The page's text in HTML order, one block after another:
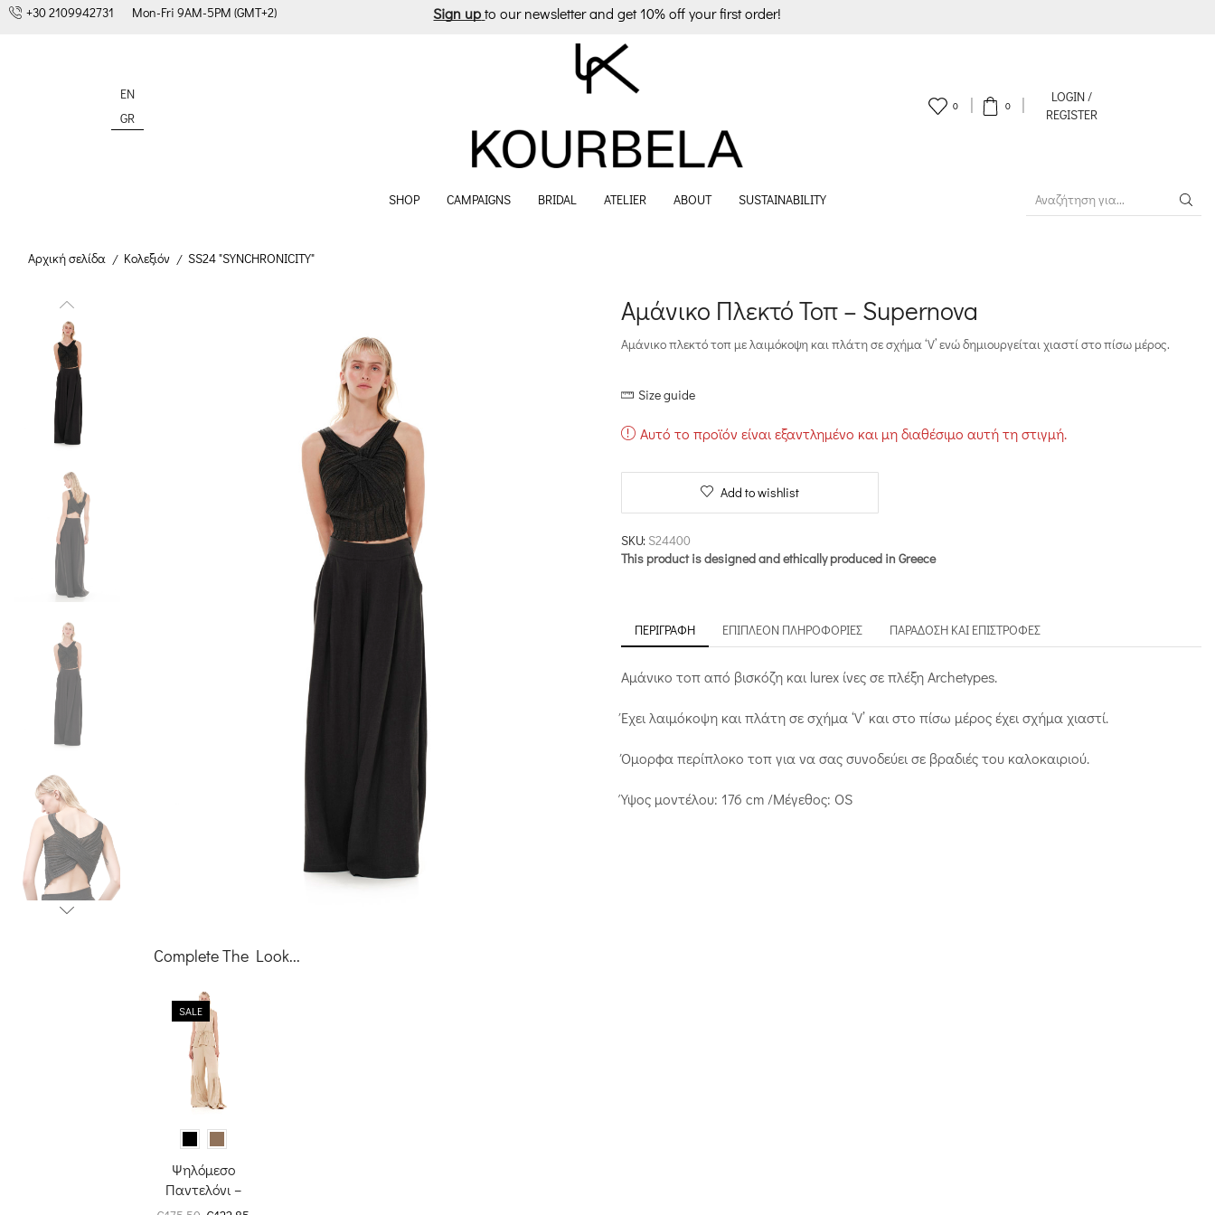
+30 2109942731 Mon-Fri 9AM-5PM (GMT+2) Sign up to our newsletter and get 10% off your first order!
EN
GR
0 0
LOGIN /
REGISTER
SHOP CAMPAIGNS BRIDAL ATELIER ABOUT SUSTAINABILITY
SEARCH
Αρχική σελίδα / Κολεξιόν / SS24 "SYNCHRONICITY"
Αμάνικο Πλεκτό Τοπ – Supernova
Αμάνικο πλεκτό τοπ με λαιμόκοψη και πλάτη σε σχήμα ‘V’ ενώ δημιουργείται χιαστί στο πίσω μέρος.
Size guide
Αυτό το προϊόν είναι εξαντλημένο και μη διαθέσιμο αυτή τη στιγμή.
Add to wishlist
SKU: S24400
This product is designed and ethically produced in Greece
ΠΕΡΙΓΡΑΦΉ ΕΠΙΠΛΈΟΝ ΠΛΗΡΟΦΟΡΊΕΣ ΠΑΡΆΔΟΣΗ ΚΑΙ ΕΠΙΣΤΡΟΦΈΣ
Αμάνικο τοπ από βισκόζη και lurex ίνες σε πλέξη Archetypes.
Έχει λαιμόκοψη και πλάτη σε σχήμα ‘V’ και στο πίσω μέρος έχει σχήμα χιαστί.
Όμορφα περίπλοκο τοπ για να σας συνοδεύει σε βραδιές του καλοκαιριού.
Ύψος μοντέλου: 176 cm /Μέγεθος: OS
Complete The Look...
SALE
Ψηλόμεσο
Παντελόνι –
Night Out